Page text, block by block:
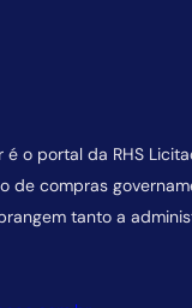
é o portal da RHS
de compras
tanto a